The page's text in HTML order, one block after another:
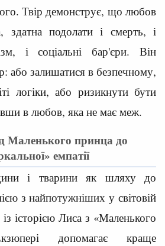
Твір демонструє, що любов
подолати і смерть, і
і соціальні бар'єри. Він
або залишатися в безпечному,
логіки, або ризикнути бути
в любов, яка не має меж.
Маленького принца до
емпатії
і тварини як шляху до
з найпотужніших у світовій
історією Лиса з «Маленького
допомагає краще